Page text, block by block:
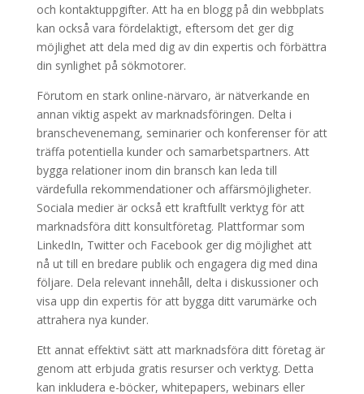
och kontaktuppgifter. Att ha en blogg på din webbplats
kan också vara fördelaktigt, eftersom det ger dig
möjlighet att dela med dig av din expertis och förbättra
din synlighet på sökmotorer.
Förutom en stark online-närvaro, är nätverkande en
annan viktig aspekt av marknadsföringen. Delta i
branschevenemang, seminarier och konferenser för att
träffa potentiella kunder och samarbetspartners. Att
bygga relationer inom din bransch kan leda till
värdefulla rekommendationer och affärsmöjligheter.
Sociala medier är också ett kraftfullt verktyg för att
marknadsföra ditt konsultföretag. Plattformar som
LinkedIn, Twitter och Facebook ger dig möjlighet att
nå ut till en bredare publik och engagera dig med dina
följare. Dela relevant innehåll, delta i diskussioner och
visa upp din expertis för att bygga ditt varumärke och
attrahera nya kunder.
Ett annat effektivt sätt att marknadsföra ditt företag är
genom att erbjuda gratis resurser och verktyg. Detta
kan inkludera e-böcker, whitepapers, webinars eller